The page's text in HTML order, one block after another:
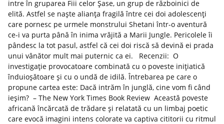
intre în gruparea Fiii celor Şase, un grup de războinici de
elită. Astfel se naște alianța fragilă între cei doi adolescenți
care pornesc pe urmele monstrului Shetani într-o aventură
ce-i va purta până în inima vrăjită a Marii Jungle. Pericolele îi
pândesc la tot pasul, astfel că cei doi riscă să devină ei prada
unui vânător mult mai puternic ca ei. Recenzii: O
investigaţie provocatoare combinată cu o poveste iniţiatică
înduioşătoare şi cu o undă de idilă. Întrebarea pe care o
propune cartea este: Dacă intrăm în junglă, cine vom fi când
ieşim? – The New York Times Book Review Această poveste
africană încărcată de trădare şi relatată cu un limbaj poetic
care evocă imagini intens colorate va captiva cititorii cu ritmul